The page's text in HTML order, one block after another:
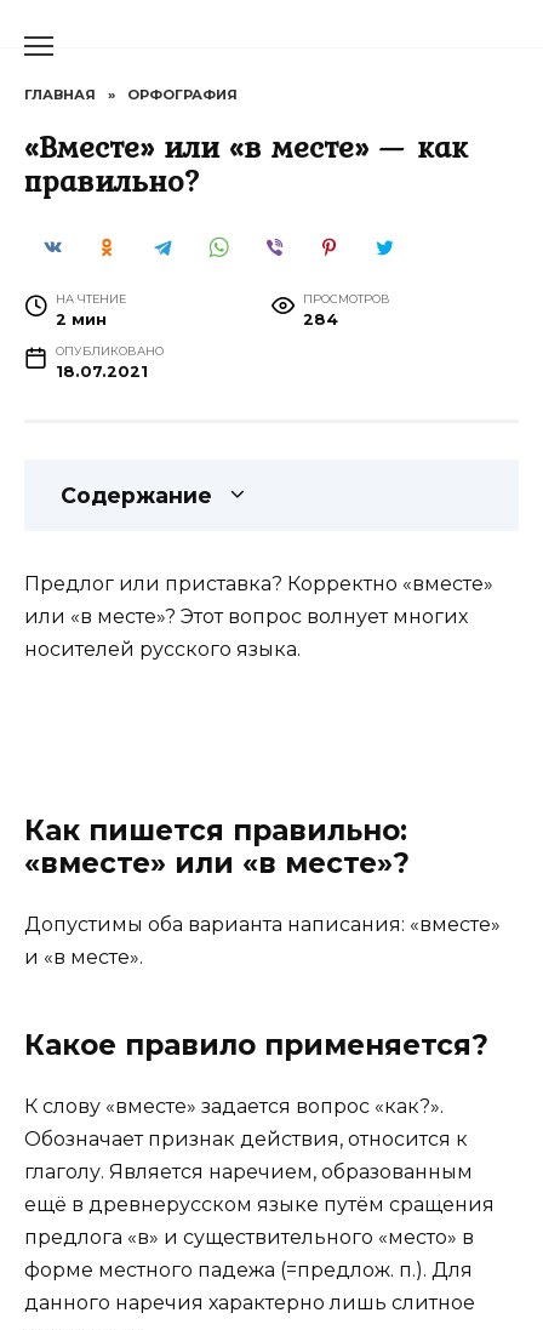
ГЛАВНАЯ » ОРФОГРАФИЯ
«Вместе» или «в месте» — как
правильно?
НА ЧТЕНИЕ
2 мин
ПРОСМОТРОВ
284
ОПУБЛИКОВАНО
18.07.2021
Содержание
Предлог или приставка? Корректно «вместе»
или «в месте»? Этот вопрос волнует многих
носителей русского языка.
Как пишется правильно:
«вместе» или «в месте»?
Допустимы оба варианта написания: «вместе»
и «в месте».
Какое правило применяется?
К слову «вместе» задается вопрос «как?».
Обозначает признак действия, относится к
глаголу. Является наречием, образованным
ещё в древнерусском языке путём сращения
предлога «в» и существительного «место» в
форме местного падежа (=предлож. п.). Для
данного наречия характерно лишь слитное